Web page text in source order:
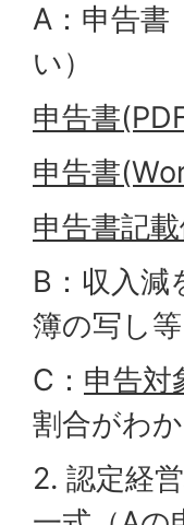
A：申告書
い）
申告書
申告書
申告書記
B：収入減
簿の写し等
C： 申告対
割合がわ
2. 認定経